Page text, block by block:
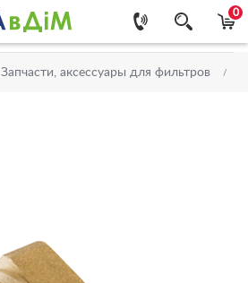
0
Запчасти, аксессуары для фильтров